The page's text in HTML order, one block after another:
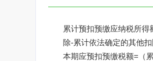
累计预扣预缴应纳税所
除-累计依法确定的其他
本期应预扣预缴税额=（